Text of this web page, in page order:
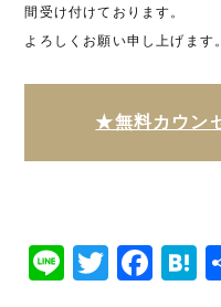
間受け付けております。
よろしくお願い申し上げます。
★無料カウン
Line